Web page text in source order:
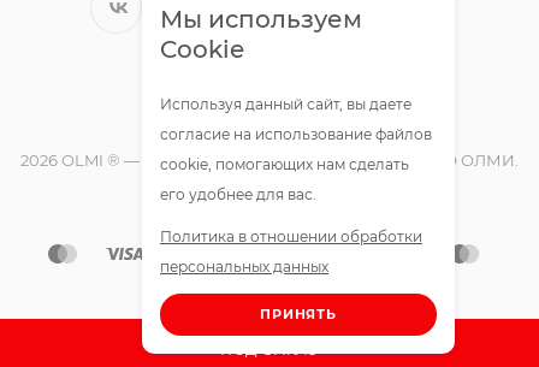
ПОД ЗАКАЗ
2026 OLMI ® — официальный интернет-магазин ООО ОЛМИ.
Все права защищены.
Мы используем
Cookie
Используя данный сайт, вы даете
согласие на использование файлов
cookie, помогающих нам сделать
его удобнее для вас.
Политика в отношении обработки
персональных данных
ПРИНЯТЬ